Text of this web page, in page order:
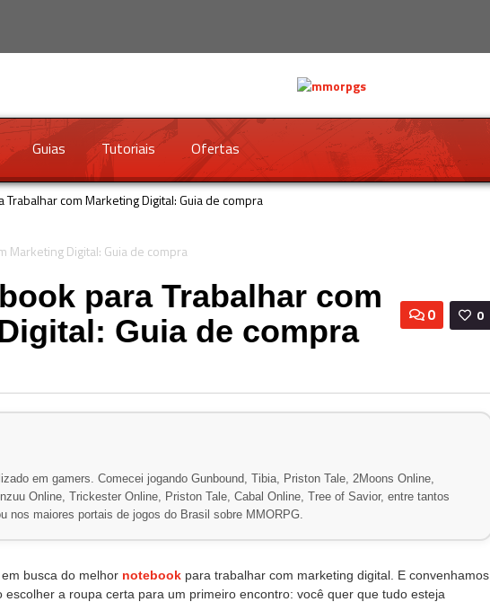
Guias Tutoriais Ofertas
com Marketing Digital: Guia de compra
0
0
para Trabalhar com
Guia de compra
em gamers. Comecei jogando Gunbound, Tibia, Priston Tale, 2Moons Online,
Online, Trickester Online, Priston Tale, Cabal Online, Tree of Savior, entre tantos
nos maiores portais de jogos do Brasil sobre MMORPG.
busca do melhor notebook para trabalhar com marketing digital. E convenhamos,
a roupa certa para um primeiro encontro: você quer que tudo esteja